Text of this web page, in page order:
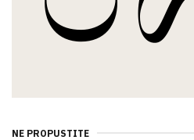
NE PROPUSTITE